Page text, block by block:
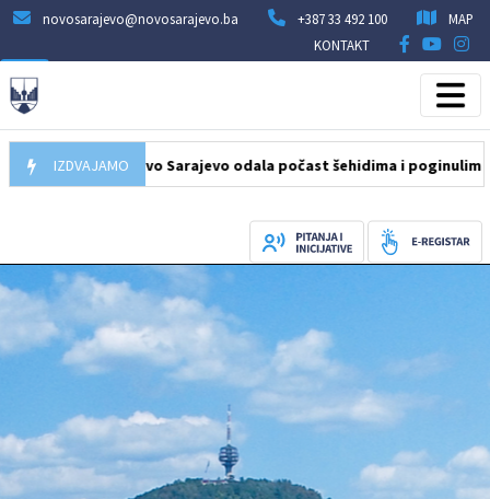
novosarajevo@novosarajevo.ba +387 33 492 100
MAP
KONTAKT
IZDVAJAMO
Općine Novo Sarajevo odala počast šehidima i poginulim borcima